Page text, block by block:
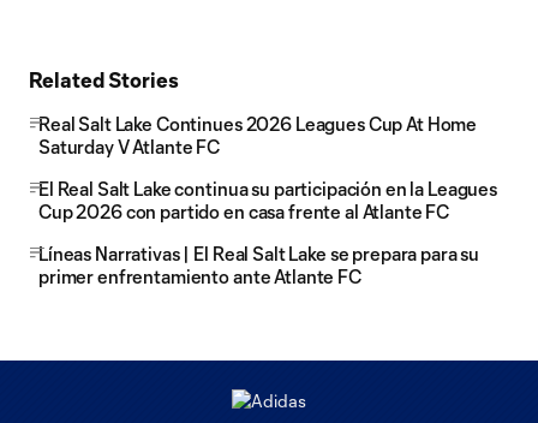
Related Stories
Real Salt Lake Continues 2026 Leagues Cup At Home
Saturday V Atlante FC
El Real Salt Lake continua su participación en la Leagues
Cup 2026 con partido en casa frente al Atlante FC
Líneas Narrativas | El Real Salt Lake se prepara para su
primer enfrentamiento ante Atlante FC